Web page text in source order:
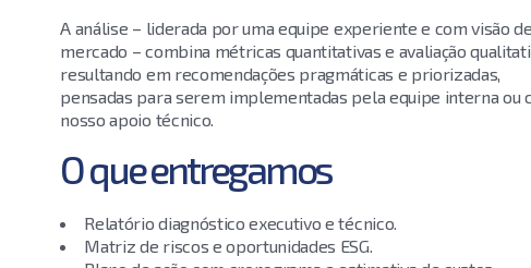
A análise – liderada por uma equipe experiente e com visão de
mercado – combina métricas quantitativas e avaliação
resultando em recomendações pragmáticas e priorizadas,
pensadas para serem implementadas pela equipe interna ou
nosso apoio técnico.
O que entregamos
Relatório diagnóstico executivo e técnico.
Matriz de riscos e oportunidades ESG.